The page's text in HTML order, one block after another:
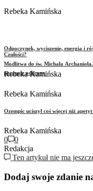
Modlitwa do św. Michała
poczucie ochrony
Rebeka Kamińska
Rebeka Kamińska
Odpoczynek, wyciszenie, energia i
Czułości?
Rebeka Kamińska
Ozempic uciszył coś więcej niż
Rebeka Kamińska
0
0
Redakcja
Ten artykuł nie ma
Dodaj swoje zdanie